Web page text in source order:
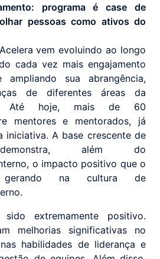
programa é case de
pessoas como ativos do
vem evoluindo ao longo
cada vez mais engajamento
sua abrangência,
de diferentes áreas da
Até hoje, mais de 60
mentores e mentorados, já
iniciativa. A base crescente de
demonstra, além do
o impacto positivo que o
gerando na cultura de
extremamente positivo.
melhorias significativas no
habilidades de liderança e